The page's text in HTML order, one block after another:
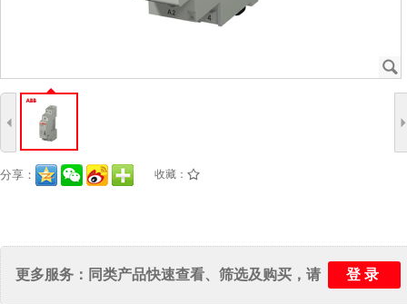
J
4
分享： 收藏： /
更多服务：同类产品快速查看、筛选及购买，请 登录